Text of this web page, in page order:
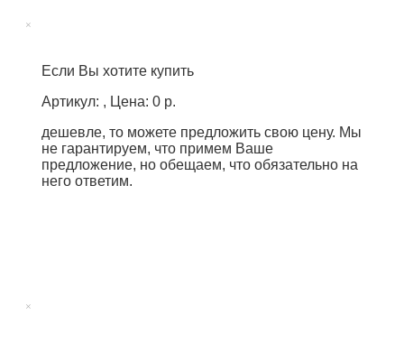
×
Если Вы хотите купить
Артикул: , Цена: 0 р.
дешевле, то можете предложить свою цену. Мы
не гарантируем, что примем Ваше
предложение, но обещаем, что обязательно на
него ответим.
×